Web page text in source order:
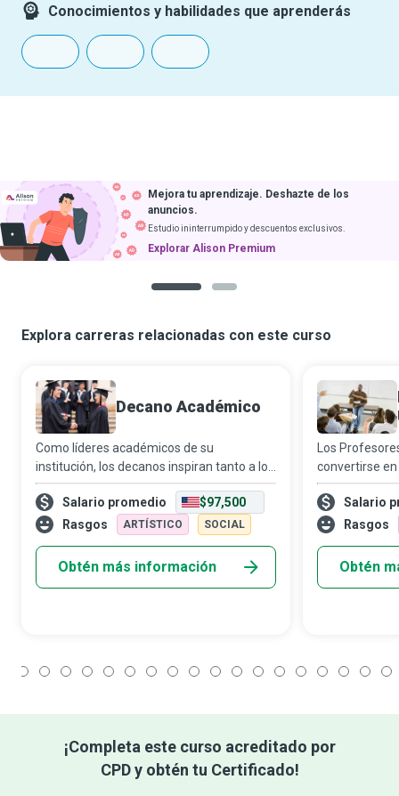
Conocimientos y habilidades que aprenderás
Mejora tu aprendizaje. Deshazte de los
anuncios.
Estudio ininterrumpido y descuentos exclusivos.
Explorar Alison Premium
Explora carreras relacionadas con este curso
Decano Académico
Como líderes académicos de su
institución, los decanos inspiran tanto a los
estudiantes como al personal docente a
aspirar a más, soñar en grande y alcanzar
mayores logros a lo largo de sus vidas.
Salario promedio
$97,500
Rasgos
ARTÍSTICO SOCIAL
Obtén más información
Los
convertirse
para quienes
creación
escénico.
Salario
Rasgos
Obtén
¡Completa este curso acreditado por
CPD y obtén tu Certificado!